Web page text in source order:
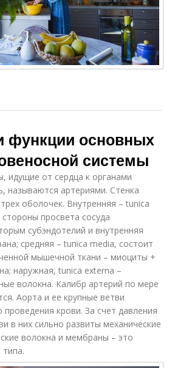
функции основных
системы
идущие от сердца к органами
называются артериями. Стенка
оболочек. Внутренняя – tunica
просвета сосуда
субэндотелий и внутренняя
средняя – tunica media, состоит
мышечной ткани – миоциты +
наружная, tunica externa –
волокна. Калибр артерий по мере
Аорта и ее крупные ветви
крови. За счет давления
в них сильно развиты механические
волокна и мембраны – это